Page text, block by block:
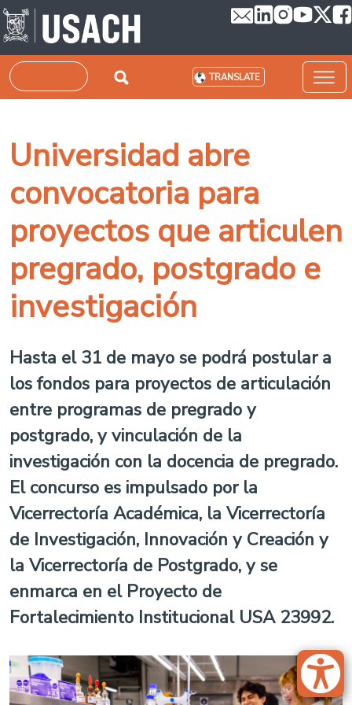
Skip to main content
Search TRANSLATE
Universidad abre
convocatoria para
proyectos que articulen
pregrado, postgrado e
investigación
Hasta el 31 de mayo se podrá postular a
los fondos para proyectos de articulación
entre programas de pregrado y
postgrado, y vinculación de la
investigación con la docencia de pregrado.
El concurso es impulsado por la
Vicerrectoría Académica, la Vicerrectoría
de Investigación, Innovación y Creación y
la Vicerrectoría de Postgrado, y se
enmarca en el Proyecto de
Fortalecimiento Institucional USA 23992.